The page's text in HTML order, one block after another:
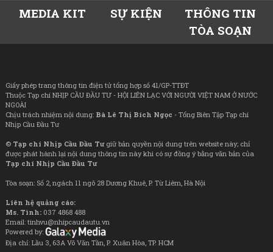
MEDIA KIT SỰ KIỆN
THÔNG TIN
TÒA SOẠN
Giấy phép trang thông tin điện tử tổng hợp số 41/GP-TTĐT
Thuộc Tạp chí NHỊP CẦU ĐẦU TƯ - HỘI LIÊN LẠC VỚI NGƯỜI VIỆT NAM Ở NƯỚC
NGOÀI
Chịu trách nhiệm nội dung: Bà Lê Thị Bích Ngọc - Tổng Biên Tập Tạp chí
Nhịp Cầu Đầu Tư
© Tạp chí Nhịp Cầu Đầu Tưgiữ bản quyền nội dung trên website này; chỉ
được phát hành lại nội dung thông tin này khi có sự đồng ý bằng văn bản của
Tạp chí Nhịp Cầu Đầu Tư
Tòa soạn: Số 2, ngách 11 ngõ 28 Dương Khuê, P. Từ Liêm, Hà Nội
Liên hệ quảng cáo:
Ms. Tình: 037 4868 488
Email: tinhvu@nhipcaudautu.vn
Powered by:
Địa chỉ: Lầu 3, 63A Võ Văn Tần, P. Xuân Hòa, TP. HCM